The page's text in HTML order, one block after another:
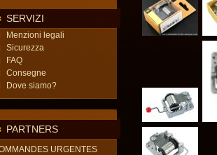
SERVIZI
Menzioni legali
Sicurezza
FAQ
Consegne
Dove siamo?
PARTNERS
URGENTES